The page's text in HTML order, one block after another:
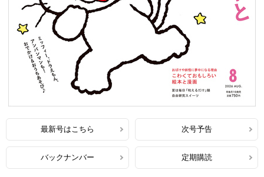
最新号はこちら 次号予告
バックナンバー 定期購読